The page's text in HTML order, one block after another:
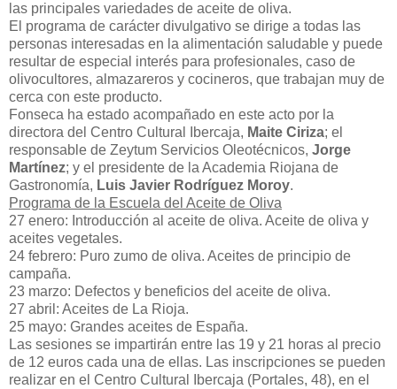
las principales variedades de aceite de oliva.
El programa de carácter divulgativo se dirige a todas las
personas interesadas en la alimentación saludable y puede
resultar de especial interés para profesionales, caso de
olivocultores, almazareros y cocineros, que trabajan muy de
cerca con este producto.
Fonseca ha estado acompañado en este acto por la
directora del Centro Cultural Ibercaja, Maite Ciriza; el
responsable de Zeytum Servicios Oleotécnicos, Jorge
Martínez; y el presidente de la Academia Riojana de
Gastronomía, Luis Javier Rodríguez Moroy.
Programa de la Escuela del Aceite de Oliva
27 enero: Introducción al aceite de oliva. Aceite de oliva y
aceites vegetales.
24 febrero: Puro zumo de oliva. Aceites de principio de
campaña.
23 marzo: Defectos y beneficios del aceite de oliva.
27 abril: Aceites de La Rioja.
25 mayo: Grandes aceites de España.
Las sesiones se impartirán entre las 19 y 21 horas al precio
de 12 euros cada una de ellas. Las inscripciones se pueden
realizar en el Centro Cultural Ibercaja (Portales, 48), en el